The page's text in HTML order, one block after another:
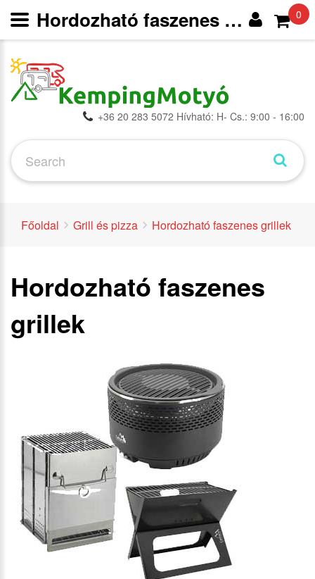
+36 20 283 5072 Hívható: H- Cs.: 9:00 - 16:00
0
Főoldal Grill és pizza Hordozható faszenes grillek
Hordozható faszenes
grillek
Hordozható faszenes grillek -